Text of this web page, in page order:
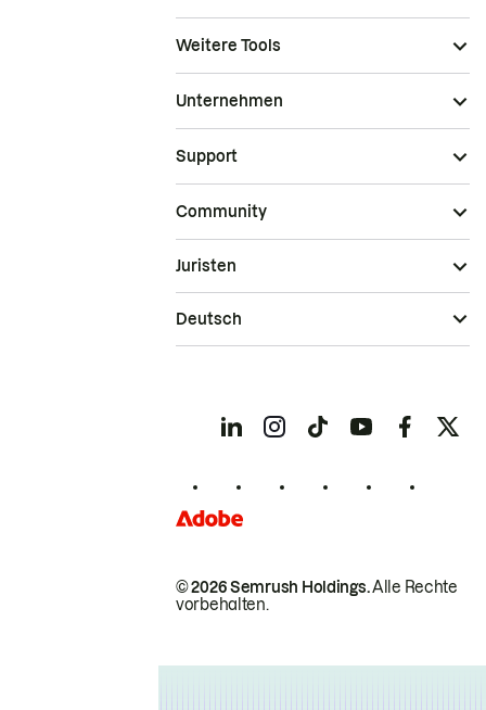
Weitere Tools
Unternehmen
Support
Community
© 2026 Semrush Holdings.Alle Rechte
vorbehalten.
Juristen
Deutsch